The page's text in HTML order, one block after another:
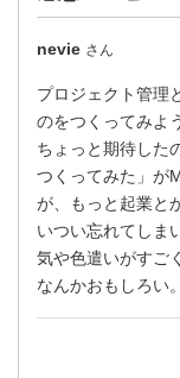
nevie さん
プロジェクト管理
のをつくってみよ
ちょっと期待した
つくってみた」が
が、もっと起業と
いつい忘れてしま
気や色遣いがすご
なんかおもしろい。